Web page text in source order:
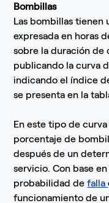
Bombillas
Las bombillas tienen
expresada en horas
sobre la duración de
publicando la curva
indicando el índice
se presenta en la
En este tipo de
porcentaje de
después de un
servicio. Con base
probabilidad defalla
funcionamiento de